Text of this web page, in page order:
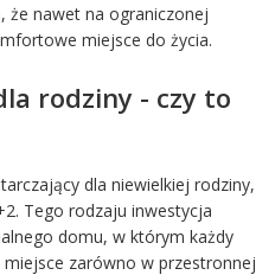
że nawet na ograniczonej
miejsce do życia.
rodziny - czy to
dla niewielkiej rodziny,
Tego rodzaju inwestycja
domu, w którym każdy
zarówno w przestronnej